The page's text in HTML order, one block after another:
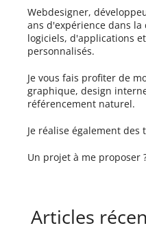
Webdesigner,
ans d'expérience dans
logiciels, d'applications
personnalisés.
Je vous fais profiter de
graphique, design
référencement naturel.
Je réalise également des
Un projet à me proposer
Articles